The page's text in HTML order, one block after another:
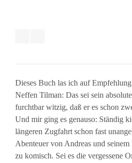
Dieses Buch las ich auf
Neffen Tilman: Das sei sein
furchtbar witzig, daß er es schon
Und mir ging es genauso: Ständig
längeren Zugfahrt schon fast
Abenteuer von Andreas und
zu komisch. Sei es die vergessene